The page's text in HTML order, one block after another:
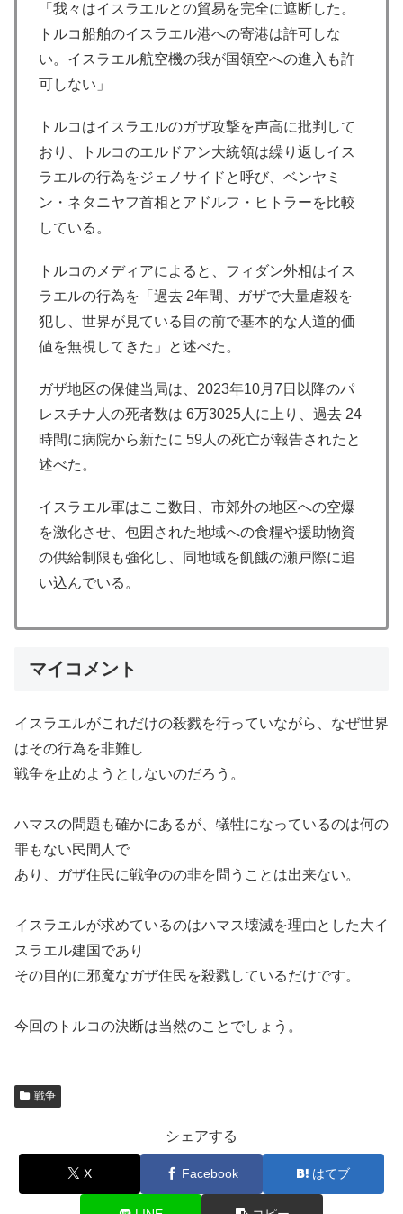
「我々はイスラエルとの貿易を完全に遮断した。
トルコ船舶のイスラエル港への寄港は許可しな
い。イスラエル航空機の我が国領空への進入も許
可しない」
トルコはイスラエルのガザ攻撃を声高に批判して
おり、トルコのエルドアン大統領は繰り返しイス
ラエルの行為をジェノサイドと呼び、ベンヤミ
ン・ネタニヤフ首相とアドルフ・ヒトラーを比較
している。
トルコのメディアによると、フィダン外相はイス
ラエルの行為を「過去 2年間、ガザで大量虐殺を
犯し、世界が見ている目の前で基本的な人道的価
値を無視してきた」と述べた。
ガザ地区の保健当局は、2023年10月7日以降のパ
レスチナ人の死者数は 6万3025人に上り、過去 24
時間に病院から新たに 59人の死亡が報告されたと
述べた。
イスラエル軍はここ数日、市郊外の地区への空爆
を激化させ、包囲された地域への食糧や援助物資
の供給制限も強化し、同地域を飢餓の瀬戸際に追
い込んでいる。
マイコメント
イスラエルがこれだけの殺戮を行っていながら、なぜ世界
はその行為を非難し
戦争を止めようとしないのだろう。
ハマスの問題も確かにあるが、犠牲になっているのは何の
罪もない民間人で
あり、ガザ住民に戦争のの非を問うことは出来ない。
イスラエルが求めているのはハマス壊滅を理由とした大イ
スラエル建国であり
その目的に邪魔なガザ住民を殺戮しているだけです。
今回のトルコの決断は当然のことでしょう。
戦争
シェアする
X Facebook はてブ